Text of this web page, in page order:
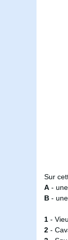
Sur
A - une
B - une
1 -
2 -